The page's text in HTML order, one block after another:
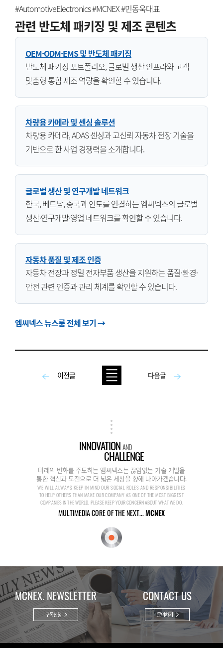
#AutomotiveElectronics #MCNEX #민동욱대표
관련 반도체 패키징 및 제조 콘텐츠
OEM·ODM·EMS 및 반도체 패키징
반도체 패키징 포트폴리오, 글로벌 생산 인프라와 고객
맞춤형 통합 제조 역량을 확인할 수 있습니다.
차량용 카메라 및 센싱 솔루션
차량용 카메라, ADAS 센싱과 고신뢰 자동차 전장 기술을
기반으로 한 사업 경쟁력을 소개합니다.
글로벌 생산 및 연구개발 네트워크
한국, 베트남, 중국과 인도를 연결하는 엠씨넥스의 글로벌
생산·연구개발·영업 네트워크를 확인할 수 있습니다.
자동차 품질 및 제조 인증
자동차 전장과 정밀 전자부품 생산을 지원하는 품질·환경·
안전 관련 인증과 관리 체계를 확인할 수 있습니다.
엠씨넥스 뉴스룸 전체 보기 →
이전글 다음글
INNOVATIONAND
CHALLENGE
미래의 변화를 주도하는 엠씨넥스는 끊임없는 기술 개발을
통한 혁신과 도전으로 더 넓은 세상을 향해 나아가겠습니다.
WE WILL ALWAYS KEEP IN MIND OUR SOCIAL ROLES AND RESPONSIBILITIES
TO HELP OTHERS THAN MAKE OUR COMPANY AS ONE OF THE MOST BIGGEST
COMPANIES IN THE WORLD. PLEASE KEEP YOUR CONCERN ABOUT WHAT WE DO.
MULTIMEDIA CORE OF THE NEXT...MCNEX
MCNEX. NEWSLETTER
구독신청
CONTACT US
문의하기